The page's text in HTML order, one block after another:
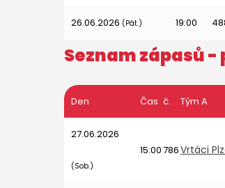
26.06.2026 (Pát.) 19:00
Seznam zápasů
Den Čas č. Tým A
27.06.2026
(Sob.)
15:00786Vrtáci